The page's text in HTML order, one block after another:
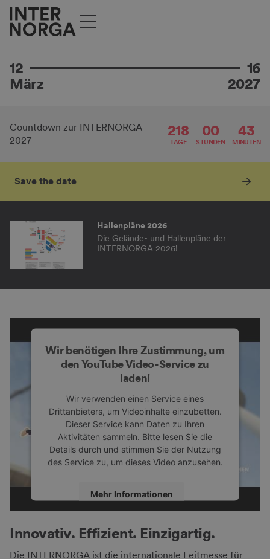
WO TRENDS
12
16
März
2027
Countdown zur INTERNORGA
2027
218
TAGE
00
STUNDEN
43
MINUTEN
Save the date
Ausstellendenverzeichnis 2026
und Marken auf der INTERNORGA
Hallenpläne 2026
Die Gelände- und Hallenpläne der
INTERNORGA 2026!
Alle wichtigen Infos für Ausstellende
Ausstellendenverzeichnis 2026
Entdecke die Ausstellenden, Produkte und Marken auf der
INTERNORGA 2026!
Hallenpläne 2026
Wir benötigen Ihre Zustimmung, um
den YouTube Video-Service zu
laden!
Wir verwenden einen Service eines
Drittanbieters, um Videoinhalte einzubetten.
Dieser Service kann Daten zu Ihren
Aktivitäten sammeln. Bitte lesen Sie die
Details durch und stimmen Sie der Nutzung
des Service zu, um dieses Video anzusehen.
Mehr Informationen
Innovativ. Effizient. Einzigartig.
Die INTERNORGA ist die internationale Leitmesse für